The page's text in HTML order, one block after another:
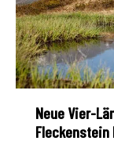
Neue Vier-